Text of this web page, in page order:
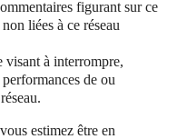
figurant sur ce
liées à ce réseau
visant à interrompre,
de ou
estimez être en